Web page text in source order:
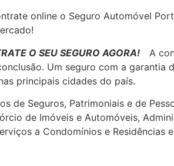
online o Seguro Automóvel
O SEU SEGURO AGORA!
A
Um seguro com a garantia
principais cidades do país.
de Seguros, Patrimoniais e de
de Imóveis e Automóveis,
a Condomínios e Residências